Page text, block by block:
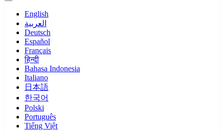
English
العربية
Deutsch
Español
Français
हिन्दी
Bahasa Indonesia
Italiano
日本語
한국어
Polski
Português
Tiếng Việt